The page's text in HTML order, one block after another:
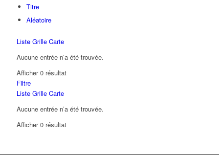
Titre
Aléatoire
Liste Grille Carte
Aucune entrée n’a été trouvée.
Afficher 0 résultat
Filtre
Liste Grille Carte
Aucune entrée n’a été trouvée.
Afficher 0 résultat